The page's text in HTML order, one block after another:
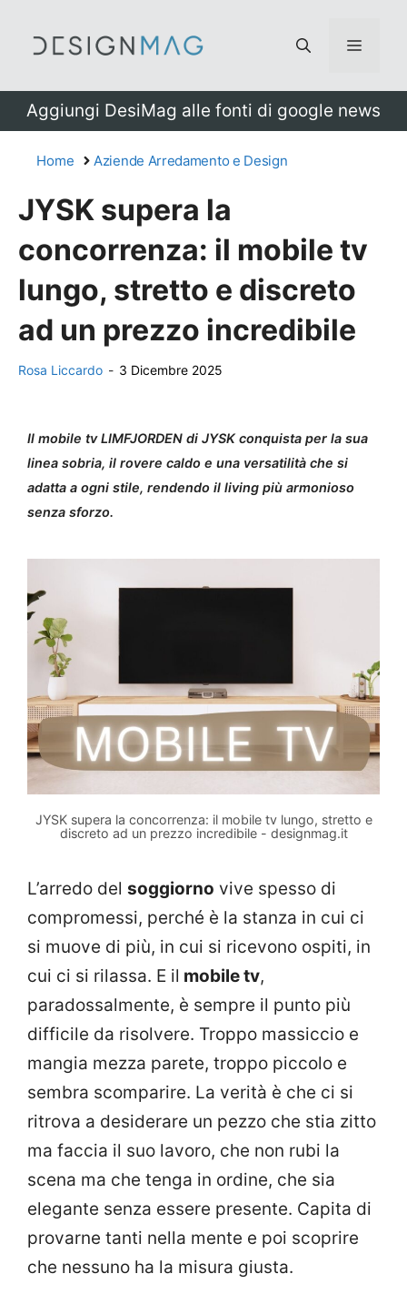
Menu
Aggiungi DesiMag alle fonti di google news
Home Aziende Arredamento e Design
JYSK supera la
concorrenza: il mobile tv
lungo, stretto e discreto
ad un prezzo incredibile
Rosa Liccardo - 3 Dicembre 2025
Il mobile tv LIMFJORDEN di JYSK conquista per la sua
linea sobria, il rovere caldo e una versatilità che si
adatta a ogni stile, rendendo il living più armonioso
senza sforzo.
JYSK supera la concorrenza: il mobile tv lungo, stretto e
discreto ad un prezzo incredibile - designmag.it
L’arredo del soggiorno vive spesso di
compromessi, perché è la stanza in cui ci
si muove di più, in cui si ricevono ospiti, in
cui ci si rilassa. E il mobile tv,
paradossalmente, è sempre il punto più
difficile da risolvere. Troppo massiccio e
mangia mezza parete, troppo piccolo e
sembra scomparire. La verità è che ci si
ritrova a desiderare un pezzo che stia zitto
ma faccia il suo lavoro, che non rubi la
scena ma che tenga in ordine, che sia
elegante senza essere presente. Capita di
provarne tanti nella mente e poi scoprire
che nessuno ha la misura giusta.